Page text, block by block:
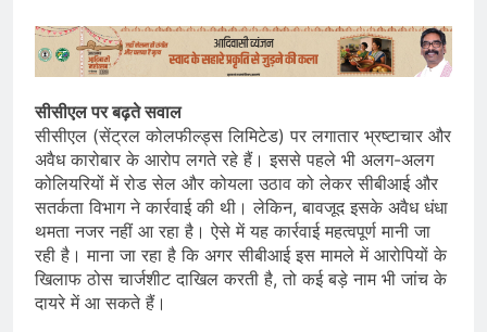
सीसीएल पर बढ़ते सवाल
सीसीएल (सेंट्रल कोलफील्ड्स लिमिटेड) पर लगातार भ्रष्टाचार और
अवैध कारोबार के आरोप लगते रहे हैं। इससे पहले भी अलग-अलग
कोलियरियों में रोड सेल और कोयला उठाव को लेकर सीबीआई और
सतर्कता विभाग ने कार्रवाई की थी। लेकिन, बावजूद इसके अवैध धंधा
थमता नजर नहीं आ रहा है। ऐसे में यह कार्रवाई महत्वपूर्ण मानी जा
रही है। माना जा रहा है कि अगर सीबीआई इस मामले में आरोपियों के
खिलाफ ठोस चार्जशीट दाखिल करती है, तो कई बड़े नाम भी जांच के
दायरे में आ सकते हैं।